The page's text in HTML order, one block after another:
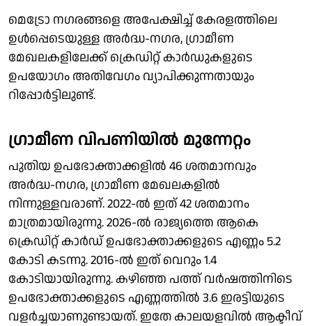
മെട്രോ നഗരങ്ങളെ അപേക്ഷിച്ച് കേരളത്തിലെ
ഉള്‍പ്പെടെയുള്ള അര്‍ദ്ധ-നഗര, ഗ്രാമീണ
മേഖലകളിലേക്ക് ക്രെഡിറ്റ് കാര്‍ഡുകളുടെ
ഉപയോഗം അതിവേഗം വ്യാപിക്കുന്നതായും
റിപ്പോര്‍ട്ടിലുണ്ട്.
ഗ്രാമീണ വിപണിയില്‍ മുന്നേറ്റം
പുതിയ ഉപഭോക്താക്കളില്‍ 46 ശതമാനവും
അര്‍ദ്ധ-നഗര, ഗ്രാമീണ മേഖലകളില്‍
നിന്നുള്ളവരാണ്. 2022-ല്‍ ഇത് 42 ശതമാനം
മാത്രമായിരുന്നു. 2026-ല്‍ രാജ്യത്തെ ആകെ
ക്രെഡിറ്റ് കാര്‍ഡ് ഉപഭോക്താക്കളുടെ എണ്ണം 5.2
കോടി കടന്നു. 2016-ല്‍ ഇത് വെറും 1.4
കോടിയായിരുന്നു. കഴിഞ്ഞ പത്ത് വര്‍ഷത്തിനിടെ
ഉപഭോക്താക്കളുടെ എണ്ണത്തില്‍ 3.6 ഇരട്ടിയുടെ
വളര്‍ച്ചയാണുണ്ടായത്. ഇതേ കാലയളവില്‍ ആക്ടീവ്